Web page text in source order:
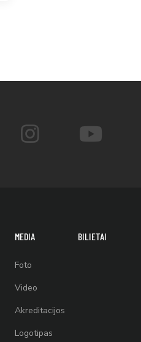
MEDIA
Foto
Video
Akreditacijos
Logotipas
BILIETAI